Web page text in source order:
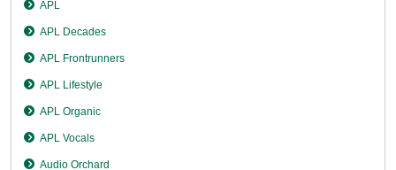
APL
APL Decades
APL Frontrunners
APL Lifestyle
APL Organic
APL Vocals
Audio Orchard